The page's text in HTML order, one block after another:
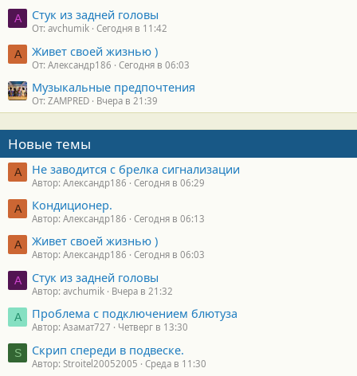
A Стук из задней головы
От: avchumik Сегодня в 11:42
А Живет своей жизнью )
От: Александр186 Сегодня в 06:03
Музыкальные предпочтения
От: ZAMPRED Вчера в 21:39
Новые темы
А Не заводится с брелка сигнализации
Автор: Александр186 Сегодня в 06:29
А Кондиционер.
Автор: Александр186 Сегодня в 06:13
А Живет своей жизнью )
Автор: Александр186 Сегодня в 06:03
A Стук из задней головы
Автор: avchumik Вчера в 21:32
А Проблема с подключением блютуза
Автор: Азамат727 Четверг в 13:30
S Скрип спереди в подвеске.
Автор: Stroitel20052005 Среда в 11:30